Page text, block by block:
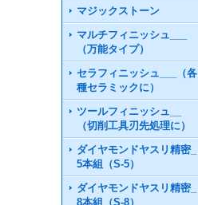
マジックストーン
マルチフィニッシュ___
（万能タイプ）
セラフィニッシュ___（各
種セラミックに）
ツールフィニッシュ__
（切削工具刃先処理に）
ダイヤモンドヤスリ精密_
5本組（S-5）
ダイヤモンドヤスリ精密_
8本組（S-8）